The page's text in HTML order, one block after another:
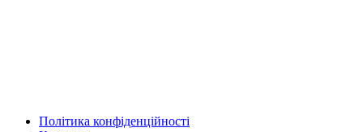
Політика конфіденційності